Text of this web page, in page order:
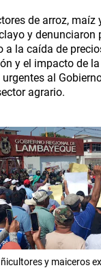
de arroz, maíz
y denunciaron
a la caída de
y el impacto de
al
agrario.
y maiceros